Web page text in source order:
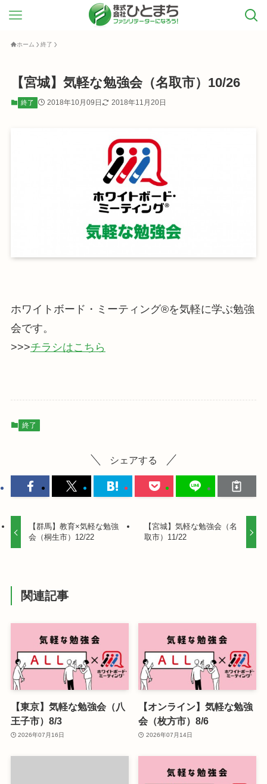
ホーム 終了
【宮城】気軽な勉強会（名取市）10/26
終了 2018年10月09日 2018年11月20日
ホワイトボード・ミーティング®を気軽に学ぶ勉強
会です。
>>>チラシはこちら
終了
シェアする
【群馬】教育×気軽な勉強
会（桐生市）12/22
【宮城】気軽な勉強会（名
取市）11/22
関連記事
【東京】気軽な勉強会（八
王子市）8/3
2026年07月16日
【オンライン】気軽な勉強
会（枚方市）8/6
2026年07月14日